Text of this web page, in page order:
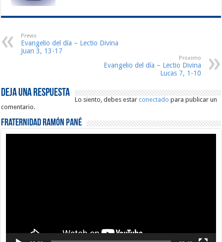
Previo
Evangelio del día – Lectio Divina
Juan 3, 13-17
Proximo
Evangelio del día – Lectio Divina
Lucas 7, 1-10
Deja una respuesta
Lo siento, debes estarconectado para publicar un
comentario.
Fraternidad Ramón Pané